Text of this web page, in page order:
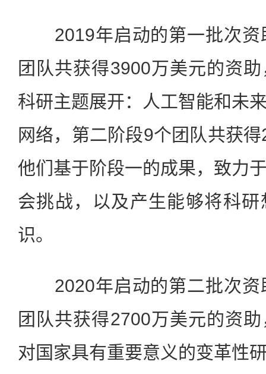
2019年启动的第一批次资
团队共获得3900万美元的资
科研主题展开：人工智能和未
网络，第二阶段9个团队共获
他们基于阶段一的成果，致力
会挑战，以及产生能够将科
识。
2020年启动的第二批次资
团队共获得2700万美元的资
对国家具有重要意义的变革性